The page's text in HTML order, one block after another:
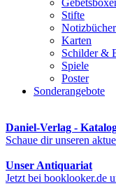
Stifte
Notizbücher
Karten
Schilder &
Spiele
Poster
Sonderangebote
Daniel-Verlag -
Schaue dir unseren
Unser Antiquariat
Jetzt bei booklooker.de